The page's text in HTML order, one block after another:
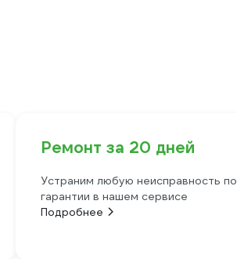
Ремонт за 20 дней
Устраним любую неисправность по
гарантии в нашем сервисе
Подробнее